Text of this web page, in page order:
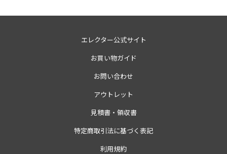
エレクター公式サイト
お買い物ガイド
お問い合わせ
アウトレット
見積書・領収書
特定商取引法に基づく表記
利用規約